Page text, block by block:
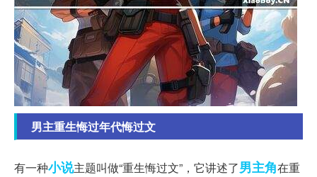
男主重生悔过年代悔过文
有一种小说主题叫做“重生悔过文”，它讲述了男主角在重